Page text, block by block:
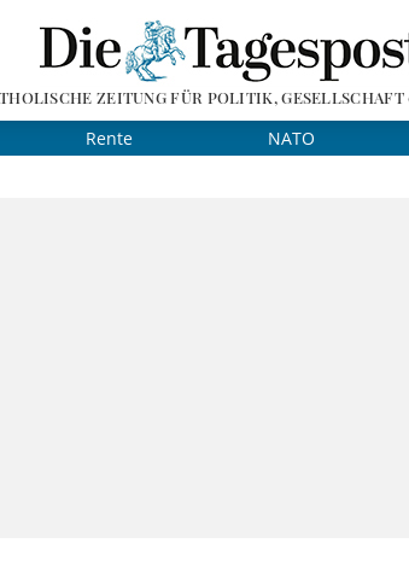
ZEITUNG FÜR POLITIK, GESELLSCHAFT
Rente NATO